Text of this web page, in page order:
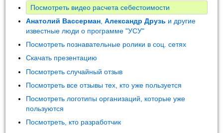
Посмотреть видео расчета себестоимости
Анатолий Вассерман ,Александр Друзь и другие
известные люди о программе "УСУ"
Посмотреть познавательные ролики в соц. сетях
Скачать презентацию
Посмотреть случайный отзыв
Посмотреть все отзывы тех, кто уже пользуется
Посмотреть логотипы организаций, которые уже
пользуются
Посмотреть, кто разработчик